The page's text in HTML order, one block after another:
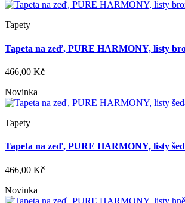
Tapety
Tapeta na zeď, PURE HARMONY, listy
466,00 Kč
Novinka
Tapety
Tapeta na zeď, PURE HARMONY, listy
466,00 Kč
Novinka